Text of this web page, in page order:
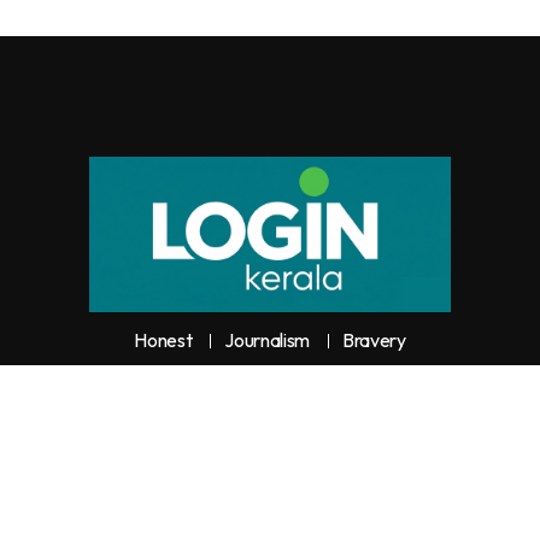
Honest Journalism Bravery